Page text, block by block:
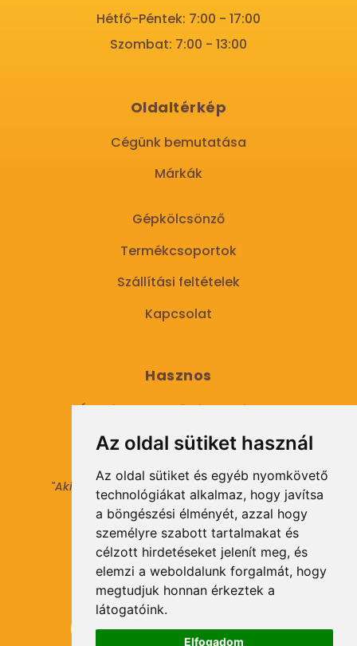
Az oldal sütiket használ
Az oldal sütiket és egyéb nyomkövető
technológiákat alkalmaz, hogy javítsa
a böngészési élményét, azzal hogy
személyre szabott tartalmakat és
célzott hirdetéseket jelenít meg, és
elemzi a weboldalunk forgalmát, hogy
megtudjuk honnan érkeztek a
látogatóink.
Elfogadom
Hétfő-Péntek: 7:00 - 17:00
Szombat: 7:00 - 13:00
Oldaltérkép
Cégünk bemutatása
Márkák
Gépkölcsönző
Termékcsoportok
Szállítási feltételek
Kapcsolat
Hasznos
Általános Szerződési Feltételek
Adatkezelési tájékoztató
"Aki másokat nem tesz gazdaggá, maga sem
válhat azzá."
© 2021 Minden jog fenntartva.
Hírlevél Feliratkozás